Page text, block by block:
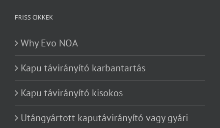
FRISS CIKKEK
Why Evo NOA
Kapu távirányító karbantartás
Kapu távirányító kisokos
Utángyártott kaputávirányító vagy gyári